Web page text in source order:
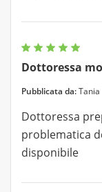
Dottoressa
Pubblicata da:
Dottoressa
problematica
disponibile